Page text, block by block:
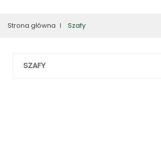
Strona główna Szafy
SZAFY